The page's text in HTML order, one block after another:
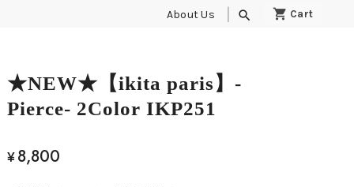
About Us search
★NEW★【ikita paris】-
Pierce- 2Color IKP251
¥8,800